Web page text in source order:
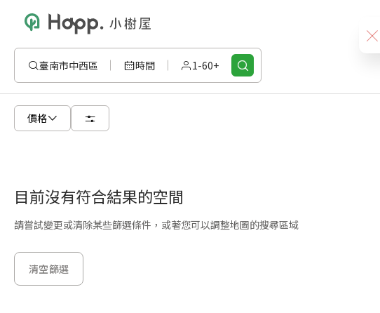
臺南市中西區 時間 1-60+
價格
目前沒有符合結果的空間
請嘗試變更或清除某些篩選條件，或著您可以調整地圖的搜尋區域
清空篩選